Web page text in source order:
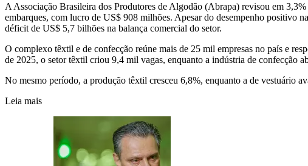
A Associação Brasileira dos Produtores de Algodão (Abrapa) revisou em
embarques, com lucro de US$ 908 milhões. Apesar do desempenho positivo
déficit de US$ 5,7 bilhões na balança comercial do setor.
O complexo têxtil e de confecção reúne mais de 25 mil empresas no país e
de 2025, o setor têxtil criou 9,4 mil vagas, enquanto a indústria de confecção
No mesmo período, a produção têxtil cresceu 6,8%, enquanto a de vestuário
Leia mais